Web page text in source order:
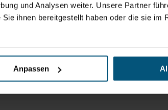
und Analysen weiter. Unsere Partner
ihnen bereitgestellt haben oder die sie im
Anpassen